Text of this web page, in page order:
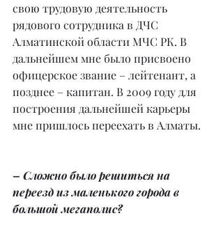
свою трудовую деятельность
рядового сотрудника в ДЧС
Алматинской области МЧС РК. В
дальнейшем мне было присвоено
офицерское звание – лейтенант, а
позднее – капитан. В 2009 году для
построения дальнейшей карьеры
мне пришлось переехать в Алматы.
– Сложно было решиться на
переезд из маленького города в
большой мегаполис?